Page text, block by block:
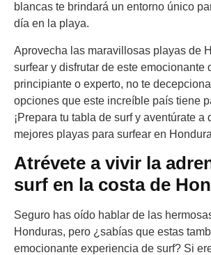
blancas te brindará un entorno único
día en la playa.
Aprovecha las maravillosas playas de
surfear y disfrutar de este emocionante
principiante o experto, no te
opciones que este increíble país tiene
¡Prepara tu tabla de surf y aventúrate a
mejores playas para surfear en
Atrévete a vivir la
surf en la costa de
Seguro has oído hablar de las
Honduras, pero ¿sabías que estas
emocionante experiencia de surf? Si